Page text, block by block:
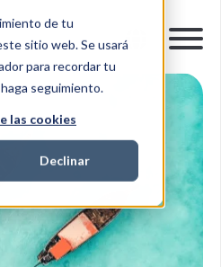
de tu
sitio web. Se usará
para recordar tu
seguimiento.
las cookies
Declinar